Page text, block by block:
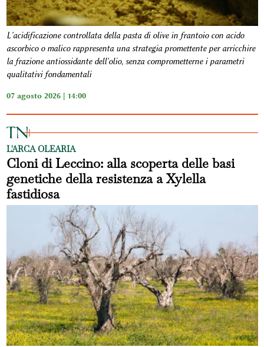
L'acidificazione controllata della pasta di olive in frantoio con acido
ascorbico o malico rappresenta una strategia promettente per arricchire
la frazione antiossidante dell'olio, senza comprometterne i parametri
qualitativi fondamentali
07 agosto 2026 | 14:00
L'ARCA OLEARIA
Cloni di Leccino: alla scoperta delle basi
genetiche della resistenza a Xylella
fastidiosa